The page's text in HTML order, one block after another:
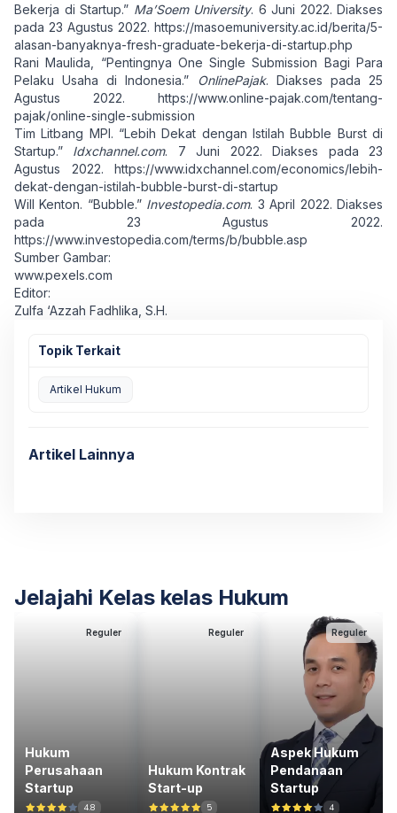
Bekerja di Startup.” Ma’Soem University. 6 Juni 2022. Diakses
pada 23 Agustus 2022. https://masoemuniversity.ac.id/berita/5-
alasan-banyaknya-fresh-graduate-bekerja-di-startup.php
Rani Maulida, “Pentingnya One Single Submission Bagi Para
Pelaku Usaha di Indonesia.”
OnlinePajak. Diakses pada 25
Agustus 2022. https://www.online-pajak.com/tentang-
pajak/online-single-submission
Tim Litbang MPI. “Lebih Dekat dengan Istilah Bubble Burst di
Startup.” Idxchannel.com. 7 Juni 2022. Diakses pada 23
Agustus 2022. https://www.idxchannel.com/economics/lebih-
dekat-dengan-istilah-bubble-burst-di-startup
Will Kenton. “Bubble.” Investopedia.com. 3 April 2022. Diakses
pada 23 Agustus 2022.
https://www.investopedia.com/terms/b/bubble.asp
Sumber Gambar:
www.pexels.com
Editor:
Zulfa ‘Azzah Fadhlika, S.H.
Topik Terkait
Artikel Hukum
Artikel Lainnya
Jelajahi Kelas kelas Hukum
Reguler
Hukum
Perusahaan
Startup
4.8
Reguler
Hukum Kontrak
Start-up
5
Reguler
Aspek Hukum
Pendanaan
Startup
4